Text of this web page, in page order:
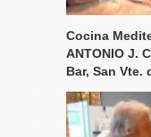
Cocina
ANTONIO J.
Bar, San Vte.